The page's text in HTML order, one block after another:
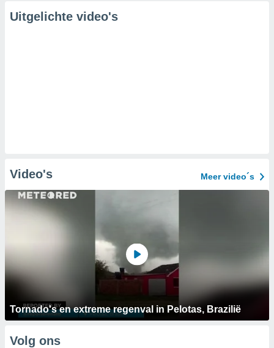
Uitgelichte video's
Video's Meer video´s
Tornado's en extreme regenval in Pelotas, Brazilië
Volg ons